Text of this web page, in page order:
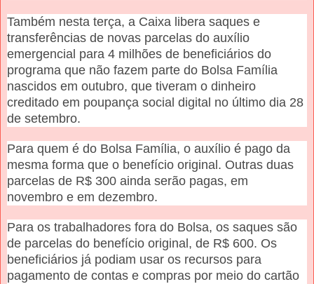
Também nesta terça, a Caixa libera saques e
transferências de novas parcelas do auxílio
emergencial para 4 milhões de beneficiários do
programa que não fazem parte do Bolsa Família
nascidos em outubro, que tiveram o dinheiro
creditado em poupança social digital no último dia 28
de setembro.
Para quem é do Bolsa Família, o auxílio é pago da
mesma forma que o benefício original. Outras duas
parcelas de R$ 300 ainda serão pagas, em
novembro e em dezembro.
Para os trabalhadores fora do Bolsa, os saques são
de parcelas do benefício original, de R$ 600. Os
beneficiários já podiam usar os recursos para
pagamento de contas e compras por meio do cartão